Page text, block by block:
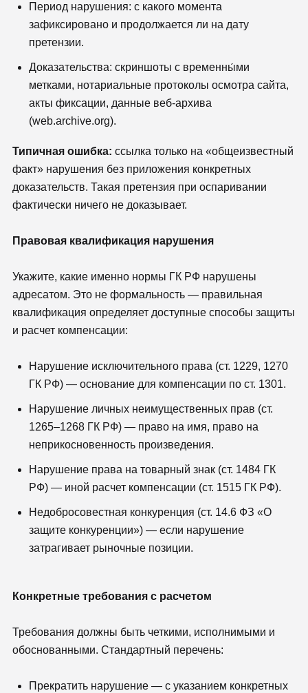
Период нарушения: с какого момента
зафиксировано и продолжается ли на дату
претензии.
Доказательства: скриншоты с временны́ми
метками, нотариальные протоколы осмотра сайта,
акты фиксации, данные веб-архива
(web.archive.org).
Типичная ошибка: ссылка только на «общеизвестный
факт» нарушения без приложения конкретных
доказательств. Такая претензия при оспаривании
фактически ничего не доказывает.
Правовая квалификация нарушения
Укажите, какие именно нормы ГК РФ нарушены
адресатом. Это не формальность — правильная
квалификация определяет доступные способы защиты
и расчет компенсации:
Нарушение исключительного права (ст. 1229, 1270
ГК РФ) — основание для компенсации по ст. 1301.
Нарушение личных неимущественных прав (ст.
1265–1268 ГК РФ) — право на имя, право на
неприкосновенность произведения.
Нарушение права на товарный знак (ст. 1484 ГК
РФ) — иной расчет компенсации (ст. 1515 ГК РФ).
Недобросовестная конкуренция (ст. 14.6 ФЗ «О
защите конкуренции») — если нарушение
затрагивает рыночные позиции.
Конкретные требования с расчетом
Требования должны быть четкими, исполнимыми и
обоснованными. Стандартный перечень:
Прекратить нарушение — с указанием конкретных